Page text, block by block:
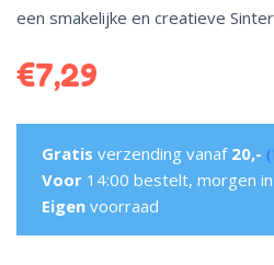
een smakelijke en creatieve
€7,29
Gratis verzending vanaf 20,-
Voor 14:00 bestelt, morgen
Eigen voorraad